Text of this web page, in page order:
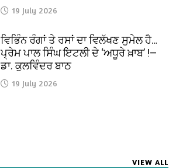
19 July 2026
ਵਿਭਿੰਨ ਰੰਗਾਂ ਤੇ ਰਸਾਂ ਦਾ ਵਿਲੱਖਣ ਸੁਮੇਲ ਹੈ…
ਪ੍ਰੇਮ ਪਾਲ ਸਿੰਘ ਇਟਲੀ ਦੇ ‘ਅਧੂਰੇ ਖ਼ਾਬ’ !—
ਡਾ. ਕੁਲਵਿੰਦਰ ਬਾਠ
19 July 2026
VIEW ALL